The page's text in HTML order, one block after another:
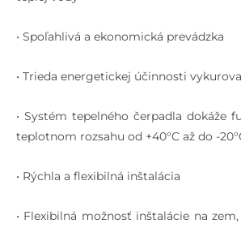
• Spoľahlivá a ekonomická prevádzka
• Trieda energetickej účinnosti
• Systém tepelného čerpadla dokáže
teplotnom rozsahu od +40°C až do -
• Rýchla a flexibilná inštalácia
• Flexibilná možnosť inštalácie na